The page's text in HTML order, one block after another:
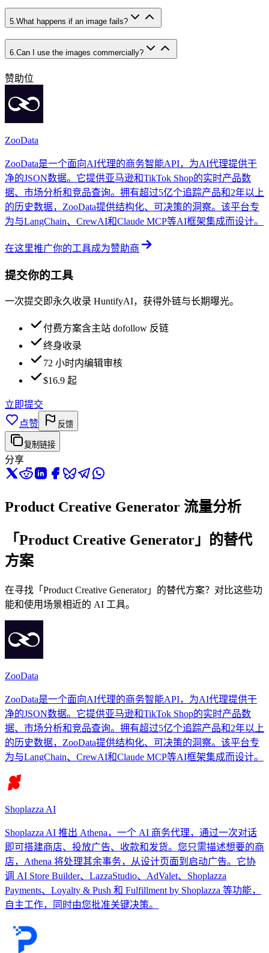
5.What happens if an image fails?
6.Can I use the images commercially?
赞助位
ZooData
ZooData是一个面向AI代理的商务智能API，为AI代理提供干
净的JSON数据。它提供亚马逊和TikTok Shop的实时产品数
据、市场分析和竞品查询。拥有超过5亿个追踪产品和2年以上
的历史数据，ZooData提供结构化、可决策的洞察。该平台专
为与LangChain、CrewAI和Claude MCP等AI框架集成而设计。
在这里推广你的工具成为赞助商
提交你的工具
一次提交即永久收录 HuntifyAI，获得外链与长期曝光。
付费方案含主站 dofollow 反链
终身收录
72 小时内编辑审核
$16.9 起
立即提交
点赞
反馈
复制链接
分享
Product Creative Generator 流量分析
「Product Creative Generator」的替代
方案
在寻找「Product Creative Generator」的替代方案？对比这些功
能和使用场景相近的 AI 工具。
ZooData
ZooData是一个面向AI代理的商务智能API，为AI代理提供干
净的JSON数据。它提供亚马逊和TikTok Shop的实时产品数
据、市场分析和竞品查询。拥有超过5亿个追踪产品和2年以上
的历史数据，ZooData提供结构化、可决策的洞察。该平台专
为与LangChain、CrewAI和Claude MCP等AI框架集成而设计。
Shoplazza AI
Shoplazza AI 推出 Athena，一个 AI 商务代理，通过一次对话
即可搭建商店、投放广告、收款和发货。您只需描述想要的商
店，Athena 将处理其余事务，从设计页面到启动广告。它协
调 AI Store Builder、LazzaStudio、AdValet、Shoplazza
Payments、Loyalty & Push 和 Fulfillment by Shoplazza 等功能，
自主工作，同时由您批准关键决策。